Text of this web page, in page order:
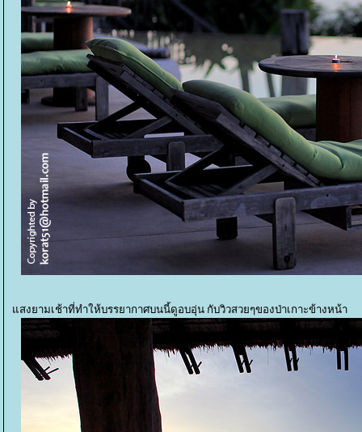
สงยามเช้าที่ทำให้บรรยากาศบนนี้ดูอบอุ่น กับวิวสวยๆของป่าเกาะข้างหน้า